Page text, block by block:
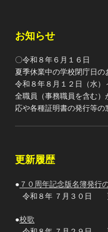
ー
シ
ョ
ン
お知らせ
〇令和８年６月１６日
夏季休業中の学校閉庁日の
令和８年８月１２日（水）
全職員（事務職員を含む
応や各種証明書の発行等の
更新履歴
● ７０周年記念版名簿発行
令和８年 ７月３０日
●校歌